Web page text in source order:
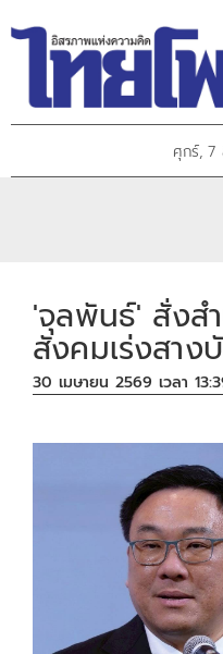
ศุกร์, 7
'จุลพันธ์' สั่งส
สังคมเร่งสาง
30 เมษายน 2569 เวลา